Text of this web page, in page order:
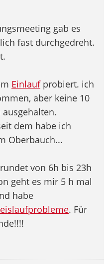
gab es
fast durchgedreht.
Einlaufprobiert. ich
aber keine 10
dem habe ich
Oberbauch...
von 6h bis 23h
geht es mir 5 h mal
habe
. Für